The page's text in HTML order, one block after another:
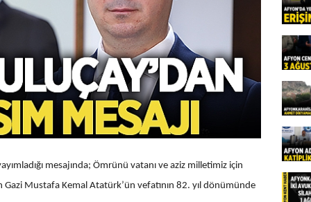
mesajında; Ömrünü vatanı ve aziz milletimiz için
Gazi Mustafa Kemal Atatürk’ün vefatının 82. yıl dönümünde